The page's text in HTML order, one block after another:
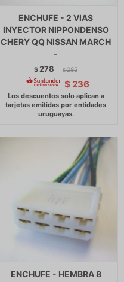
ENCHUFE - 2 VIAS
INYECTOR NIPPONDENSO
CHERY QQ NISSAN MARCH
-
$ 278 $ 285
$ 236
ENCHUFE - HEMBRA 8